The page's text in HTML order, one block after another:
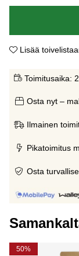
Lisää
Toimitusaika:
Osta nyt –
Ilmainen
Pikatoimitus
Osta
50%